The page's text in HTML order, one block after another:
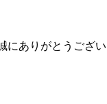
にありがとうござ